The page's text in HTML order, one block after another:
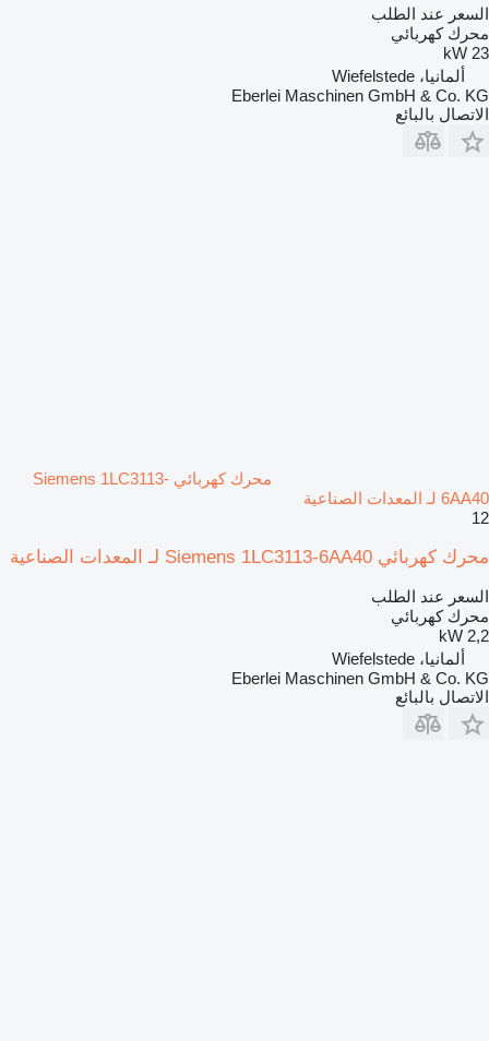
السعر عند الطلب
محرك كهربائي
23 kW
ألمانيا، Wiefelstede
Eberlei Maschinen GmbH & Co. KG
الاتصال بالبائع
محرك كهربائي Siemens 1LC3113-
6AA40 لـ المعدات الصناعية
12
محرك كهربائي Siemens 1LC3113-6AA40 لـ المعدات الصناعية
السعر عند الطلب
محرك كهربائي
2,2 kW
ألمانيا، Wiefelstede
Eberlei Maschinen GmbH & Co. KG
الاتصال بالبائع